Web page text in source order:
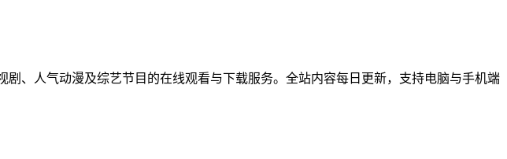
剧、人气动漫及综艺节目的在线观看与下载服务。全站内容每日更新，支持电脑与手机端